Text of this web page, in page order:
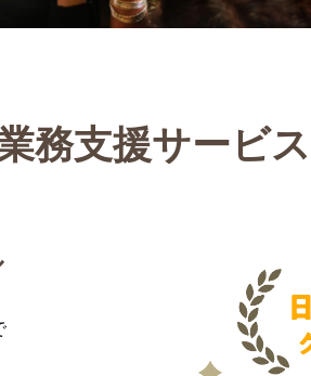
務支援サービ